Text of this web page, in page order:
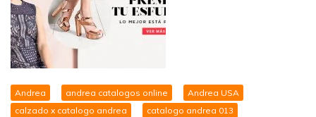
Andrea andrea catalogos online
Andrea USA
calzado x catalogo andrea
catalogo andrea 013